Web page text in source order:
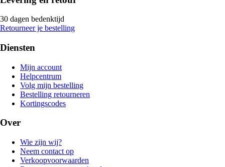
30 dagen bedenktijd
Retourneer je bestelling
Diensten
Mijn account
Helpcentrum
Volg mijn bestelling
Bestelling retourneren
Kortingscodes
Over
Wie zijn wij?
Neem contact op
Verkoopvoorwaarden